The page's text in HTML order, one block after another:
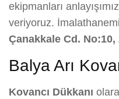
ekipmanları
veriyoruz.
Çanakkale Cd.
Balya Arı
Kovancı Dükkanı